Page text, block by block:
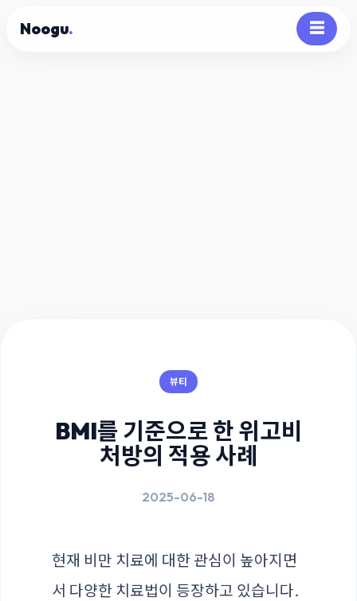
Noogu. ☰
뷰티
BMI를 기준으로 한 위고비
처방의 적용 사례
2025-06-18
현재 비만 치료에 대한 관심이 높아지면
서 다양한 치료법이 등장하고 있습니다.